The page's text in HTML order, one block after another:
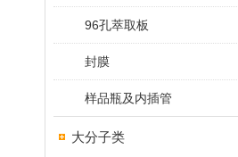
96孔萃取板
封膜
样品瓶及内插管
大分子类